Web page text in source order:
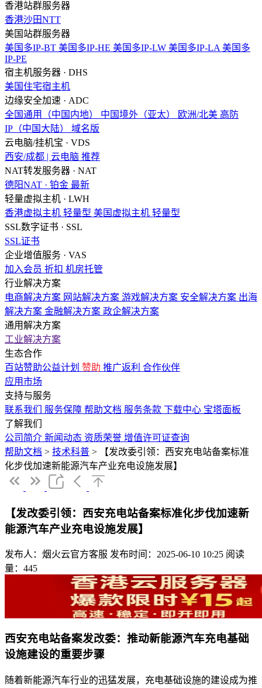
香港站群服务器
香港沙田NTT
美国站群服务器
美国多IP-BT 美国多IP-HE 美国多IP-LW 美国多IP-LA 美国多
IP-PE
宿主机服务器 · DHS
美国住宅宿主机
边缘安全加速 · ADC
全国通用（中国内地）
中国境外（亚太） 欧洲/北美 高防
IP（中国大陆）
域名版
云电脑/挂机宝 · VDS
西安/成都 | 云电脑 推荐
NAT转发服务器 · NAT
德阳NAT · 铂金 最新
轻量虚拟主机 · LWH
香港虚拟主机 轻量型 美国虚拟主机 轻量型
SSL数字证书 · SSL
SSL证书
企业增值服务 · VAS
加入会员 折扣 机房托管
行业解决方案
电商解决方案 网站解决方案 游戏解决方案 安全解决方案 出海
解决方案 金融解决方案 政企解决方案
通用解决方案
工业解决方案
生态合作
百站赞助公益计划 赞助 推广返利 合作伙伴
应用市场
支持与服务
联系我们
服务保障 帮助文档 服务条款 下载中心 宝塔面板
了解我们
公司简介 新闻动态 资质荣誉 增值许可证查询
帮助文档 > 技术科普 >
【发改委引领：西安充电站备案标准
化步伐加速新能源汽车产业充电设施发展】
【发改委引领：西安充电站备案标准化步伐加速新
能源汽车产业充电设施发展】
发布人：烟火云官方客服 发布时间：2025-06-10 10:25 阅读
量：445
西安充电站备案发改委：推动新能源汽车充电基础
设施建设的重要步骤
随着新能源汽车行业的迅猛发展，充电基础设施的建设成为推